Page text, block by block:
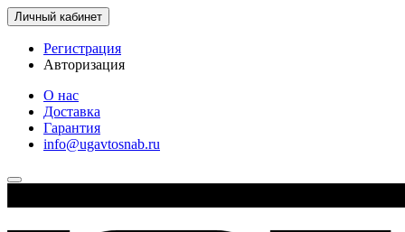
Личный кабинет
Регистрация
Авторизация
О нас
Доставка
Гарантия
info@ugavtosnab.ru